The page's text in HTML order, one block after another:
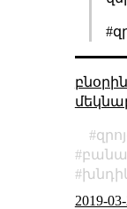
2019-